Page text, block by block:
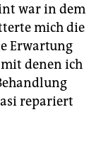
war in dem
mich die
Erwartung
denen ich
repariert